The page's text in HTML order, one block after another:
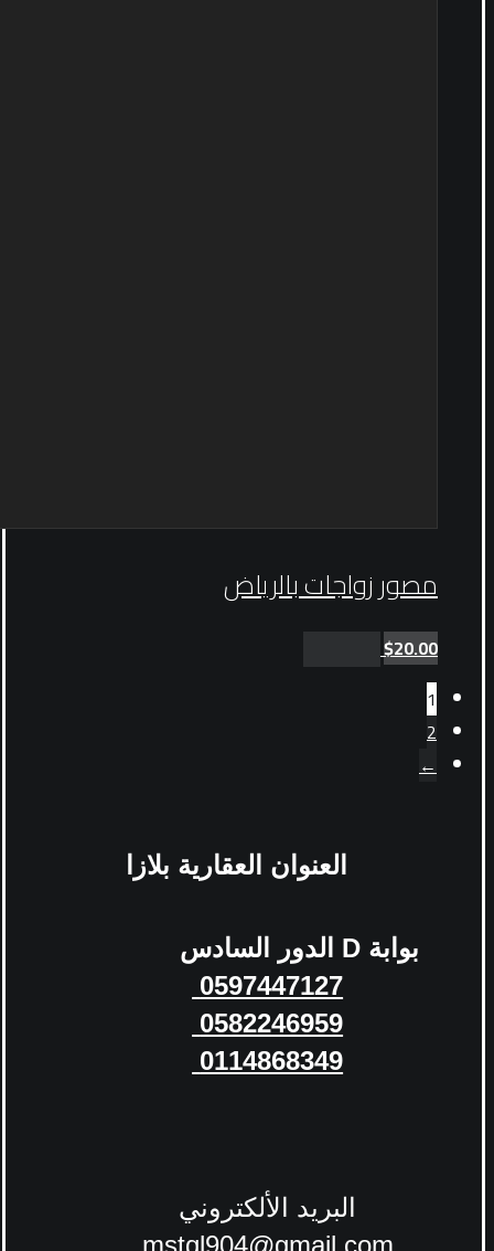
مصور زواجات بالرياض
$20.00
1
2
←
العنوان العقارية بلازا
بوابةD الدور السادس
0597447127
0582246959
0114868349
البريد الألكتروني